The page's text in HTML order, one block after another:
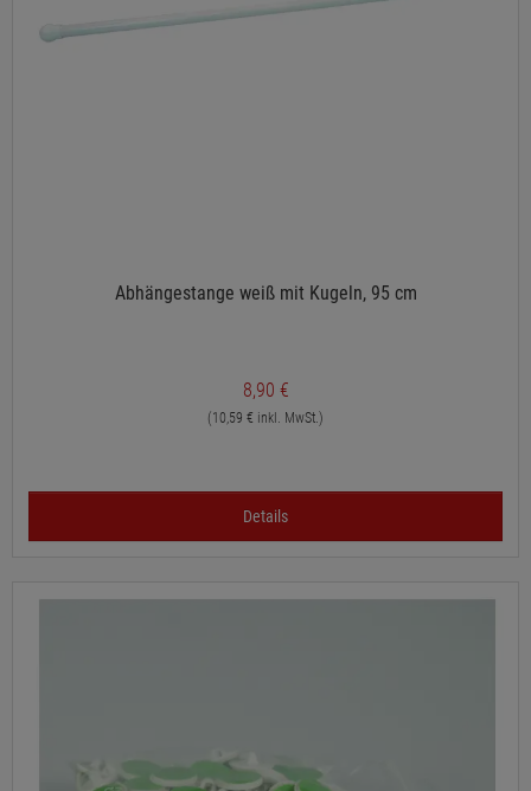
Abhängestange weiß mit Kugeln, 95 cm
8,90 €
(10,59 € inkl. MwSt.)
Details